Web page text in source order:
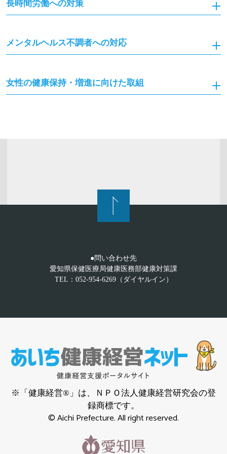
長時間労働への対策
メンタルヘルス不調者への対応
女性の健康保持・増進に向けた取組
●問い合わせ先
愛知県保健医療局健康医務部健康対策課
TEL：052-954-6269（ダイヤルイン）
※「健康経営®」は、ＮＰＯ法人健康経営研究会の登
録商標です。
© Aichi Prefecture. All right reserved.